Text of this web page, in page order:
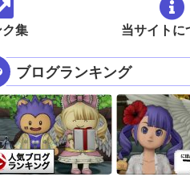
ク集 当サイトに
ブログランキング